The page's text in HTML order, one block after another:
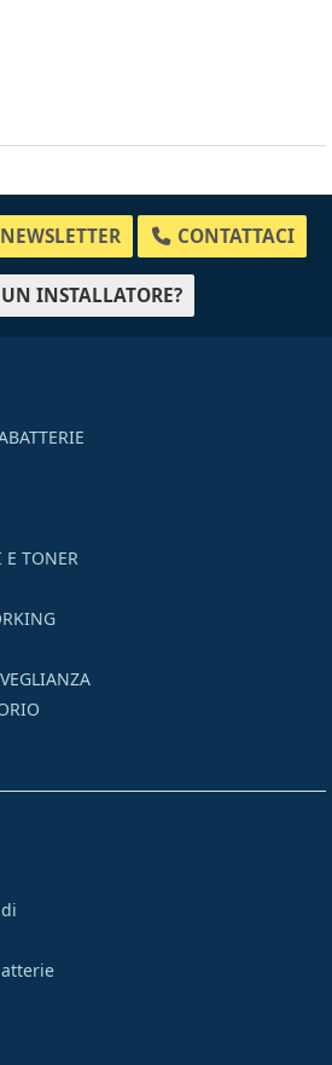
CONTATTACI
INSTALLATORE?
E TONER